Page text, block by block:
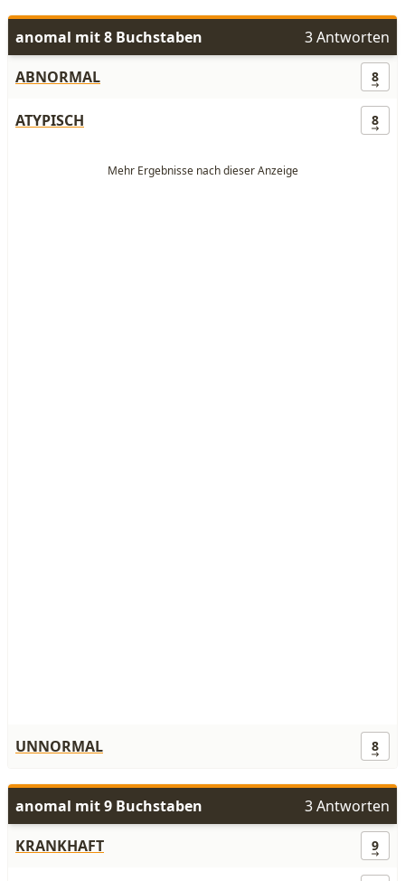
anomal mit 8 Buchstaben
3 Antworten
ABNORMAL
8
ATYPISCH 8
UNNORMAL 8
anomal mit 9 Buchstaben
3 Antworten
KRANKHAFT
9